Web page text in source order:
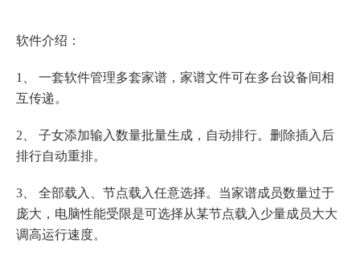
软件介绍：
1、 一套软件管理多套家谱，家谱文件可在多台设备间相
互传递。
2、 子女添加输入数量批量生成，自动排行。删除插入后
排行自动重排。
3、 全部载入、节点载入任意选择。当家谱成员数量过于
庞大，电脑性能受限是可选择从某节点载入少量成员大大
调高运行速度。